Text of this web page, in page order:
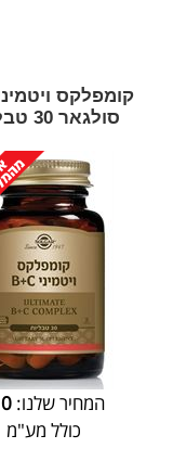
סולגאר 30 טבליות
המחיר שלנו: 0
כולל מע"מ